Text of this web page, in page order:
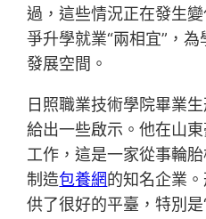
過，這些情況正在發生
爭升學就業“兩相宜”，
發展空間。
日照職業技術學院畢業
給出一些啟示。他在山
工作，這是一家從事輪
制造包養網的知名企業
供了很好的平臺，特別是